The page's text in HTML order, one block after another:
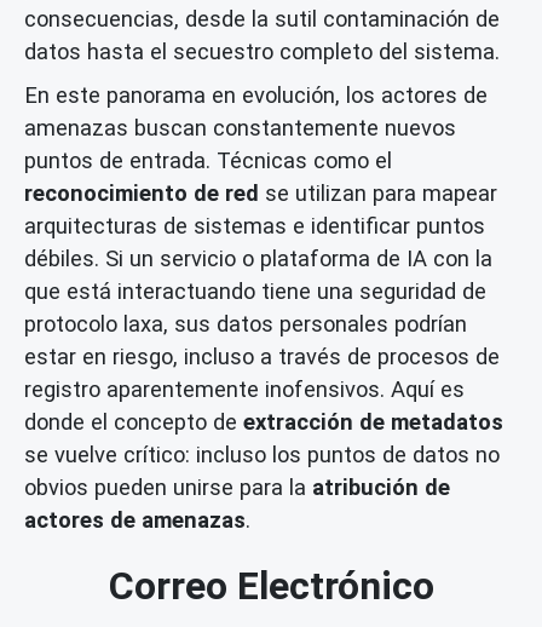
consecuencias, desde la sutil contaminación de
datos hasta el secuestro completo del sistema.
En este panorama en evolución, los actores de
amenazas buscan constantemente nuevos
puntos de entrada. Técnicas como el
reconocimiento de red se utilizan para mapear
arquitecturas de sistemas e identificar puntos
débiles. Si un servicio o plataforma de IA con la
que está interactuando tiene una seguridad de
protocolo laxa, sus datos personales podrían
estar en riesgo, incluso a través de procesos de
registro aparentemente inofensivos. Aquí es
donde el concepto de extracción de metadatos
se vuelve crítico: incluso los puntos de datos no
obvios pueden unirse para la atribución de
actores de amenazas.
Correo Electrónico